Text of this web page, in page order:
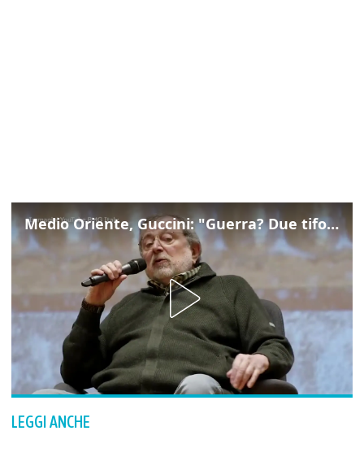
Medio Oriente, Guccini: "Guerra? Due tifoserie che si urlano contro e dimenticano vittime"
LEGGI ANCHE